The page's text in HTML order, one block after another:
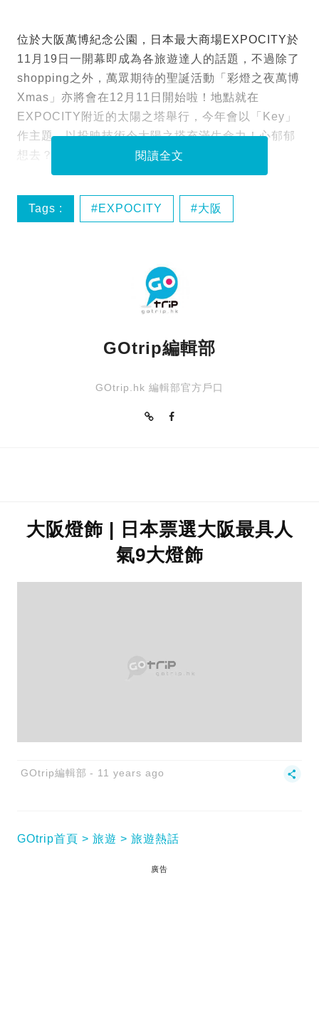
位於大阪萬博紀念公園，日本最大商場EXPOCITY於
11月19日一開幕即成為各旅遊達人的話題，不過除了
shopping之外，萬眾期待的聖誕活動「彩燈之夜萬博
Xmas」亦將會在12月11日開始啦 ！地點就在
EXPOCITY附近的太陽之塔舉行，今年會以「Key」
作主題，以投映技術令太陽之塔充滿生命力！心郁郁
想去？馬上看看以下資訊，plan行程啦喂！
閱讀全文
Tags : EXPOCITY 大阪
GOtrip編輯部
GOtrip.hk 編輯部官方戶口
大阪燈飾 | 日本票選大阪最具人
氣9大燈飾
GOtrip編輯部 11 years ago
GOtrip首頁 旅遊 旅遊熱話
廣告